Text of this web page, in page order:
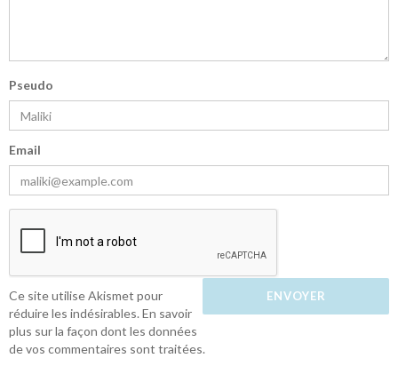
Pseudo
Email
Ce site utilise Akismet pour
réduire les indésirables.En savoir
plus sur la façon dont les données
de vos commentaires sont traitées.